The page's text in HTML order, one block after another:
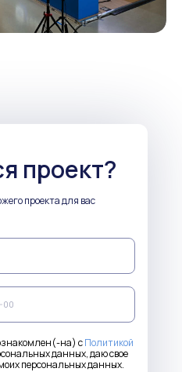
проект?
на) сПолитикой
данных, даю свое
персональных данных.
проекта для вас